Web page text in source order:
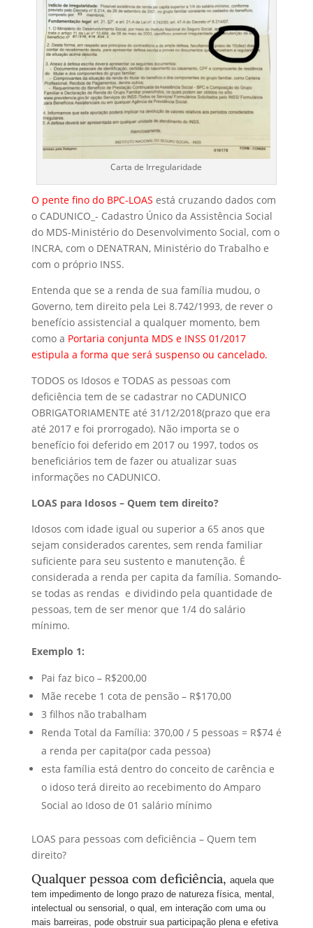
Carta de Irregularidade
O pente fino do BPC-LOAS está cruzando dados com
o CADUNICO_- Cadastro Único da Assistência Social
do MDS-Ministério do Desenvolvimento Social, com o
INCRA, com o DENATRAN, Ministério do Trabalho e
com o próprio INSS.
Entenda que se a renda de sua família mudou, o
Governo, tem direito pela Lei 8.742/1993, de rever o
benefício assistencial a qualquer momento, bem
como a Portaria conjunta MDS e INSS 01/2017
estipula a forma que será suspenso ou cancelado.
TODOS os Idosos e TODAS as pessoas com
deficiência tem de se cadastrar no CADUNICO
OBRIGATORIAMENTE até 31/12/2018(prazo que era
até 2017 e foi prorrogado). Não importa se o
benefício foi deferido em 2017 ou 1997, todos os
beneficiários tem de fazer ou atualizar suas
informações no CADUNICO.
LOAS para Idosos – Quem tem direito?
Idosos com idade igual ou superior a 65 anos que
sejam considerados carentes, sem renda familiar
suficiente para seu sustento e manutenção. É
considerada a renda per capita da família. Somando-
se todas as rendas e dividindo pela quantidade de
pessoas, tem de ser menor que 1/4 do salário
mínimo.
Exemplo 1:
Pai faz bico – R$200,00
Mãe recebe 1 cota de pensão – R$170,00
3 filhos não trabalham
Renda Total da Família: 370,00 / 5 pessoas = R$74 é
a renda per capita(por cada pessoa)
esta família está dentro do conceito de carência e
o idoso terá direito ao recebimento do Amparo
Social ao Idoso de 01 salário mínimo
LOAS para pessoas com deficiência – Quem tem
direito?
Qualquer pessoa com deficiência, aquela que
tem impedimento de longo prazo de natureza física, mental,
intelectual ou sensorial, o qual, em interação com uma ou
mais barreiras, pode obstruir sua participação plena e efetiva